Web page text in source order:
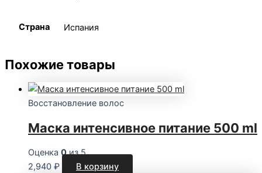
Страна Испания
Похожие товары
Восстановление волос
Маска интенсивное питание 500 ml
Оценка 0из 5
2,940 ₽ В корзину